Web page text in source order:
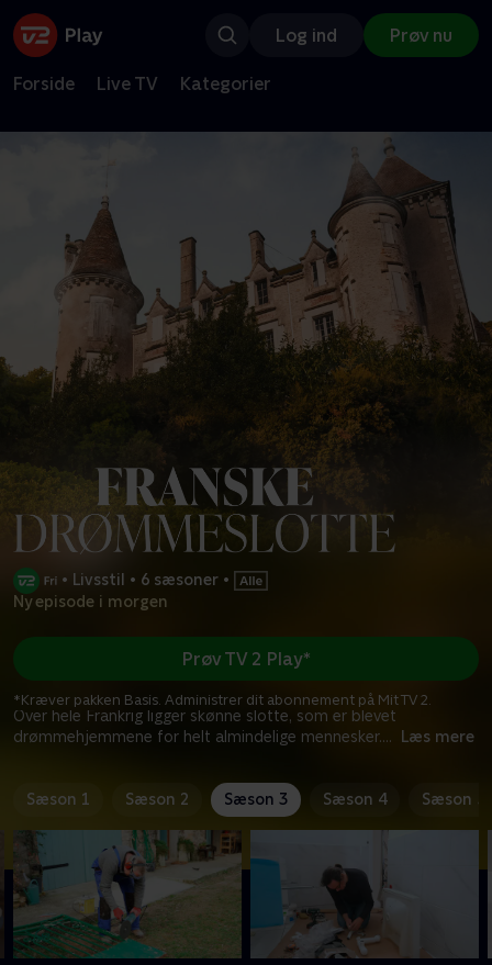
Log ind Prøv nu
Forside Live TV Kategorier
• Livsstil • 6 sæsoner •
Ny episode i morgen
Over hele Frankrig ligger skønne slotte, som er blevet
drømmehjemmene for helt almindelige mennesker.... Læs mere
Prøv TV 2 Play*
*Kræver pakken Basis. Administrer dit abonnement på Mit TV 2.
Sæson 1 Sæson 2 Sæson 3 Sæson 4 Sæson 5